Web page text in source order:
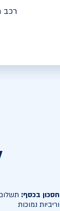
רכב
חסכון בכסף:
וריביות נמוכות